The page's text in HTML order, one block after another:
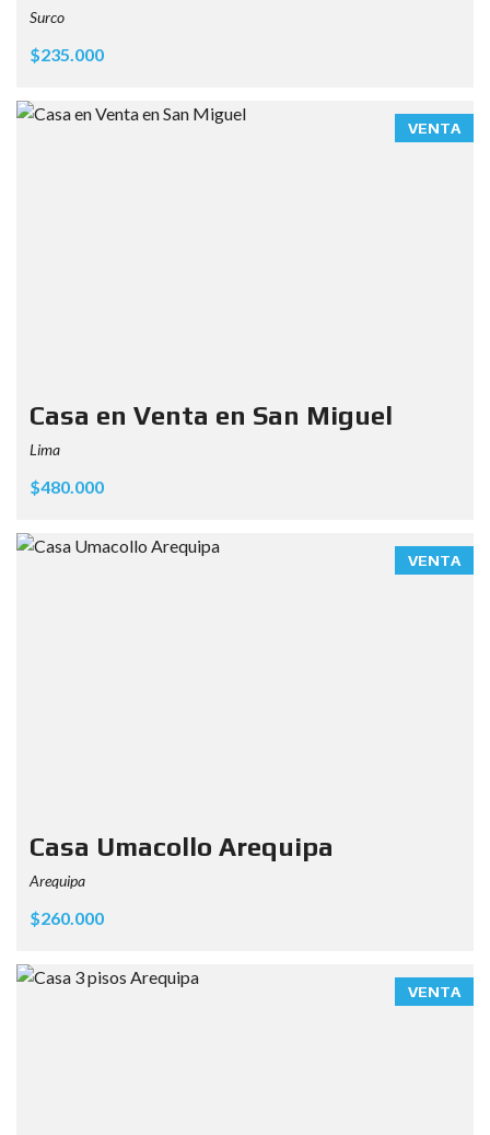
Surco
$235.000
VENTA
Casa en Venta en San Miguel
Lima
$480.000
VENTA
Casa Umacollo Arequipa
Arequipa
$260.000
VENTA